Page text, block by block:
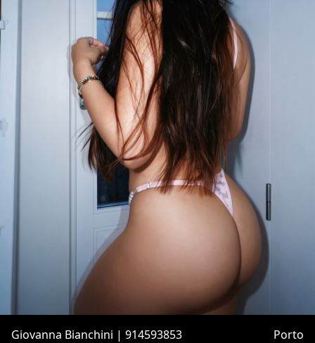
Giovanna Bianchini | 914593853 Porto